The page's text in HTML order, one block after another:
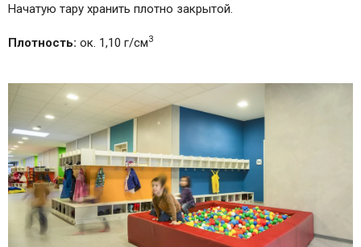
Начатую тару хранить плотно закрытой.
Плотность: ок. 1,10 г/см3